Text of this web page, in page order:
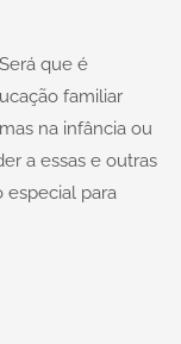
que é
familiar
na infância ou
a essas e outras
especial para